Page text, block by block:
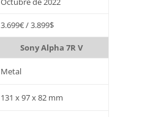
3.699€ / 3.899$
Sony Alpha 7R V
Metal
131 x 97 x 82 mm